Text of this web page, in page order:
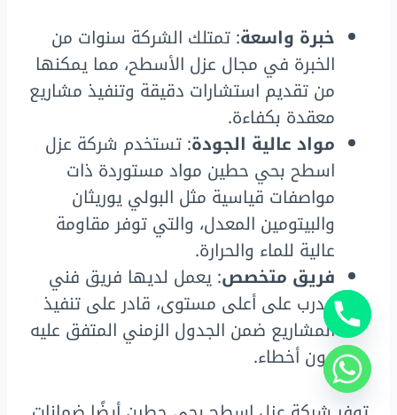
خبرة واسعة: تمتلك الشركة سنوات من
الخبرة في مجال عزل الأسطح، مما يمكنها
من تقديم استشارات دقيقة وتنفيذ مشاريع
معقدة بكفاءة.
مواد عالية الجودة: تستخدم شركة عزل
اسطح بحي حطين مواد مستوردة ذات
مواصفات قياسية مثل البولي يوريثان
والبيتومين المعدل، والتي توفر مقاومة
عالية للماء والحرارة.
فريق متخصص: يعمل لديها فريق فني
مدرب على أعلى مستوى، قادر على تنفيذ
المشاريع ضمن الجدول الزمني المتفق عليه
دون أخطاء.